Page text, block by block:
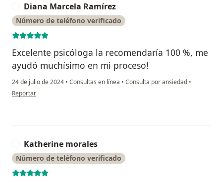
Diana Marcela Ramírez
Número de teléfono verificado
Excelente psicóloga la recomendaría 100 %, me
ayudó muchísimo en mi proceso!
24 de julio de 2024 • Consultas en línea • Consulta por ansiedad •
en opinión del usuario Diana Marcela Ramírez
Reportar
Katherine morales
Número de teléfono verificado